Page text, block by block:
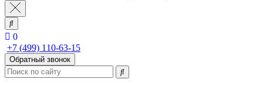
0
+7 (499) 110-63-15
Обратный звонок